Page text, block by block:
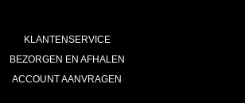
KLANTENSERVICE
BEZORGEN EN AFHALEN
ACCOUNT AANVRAGEN